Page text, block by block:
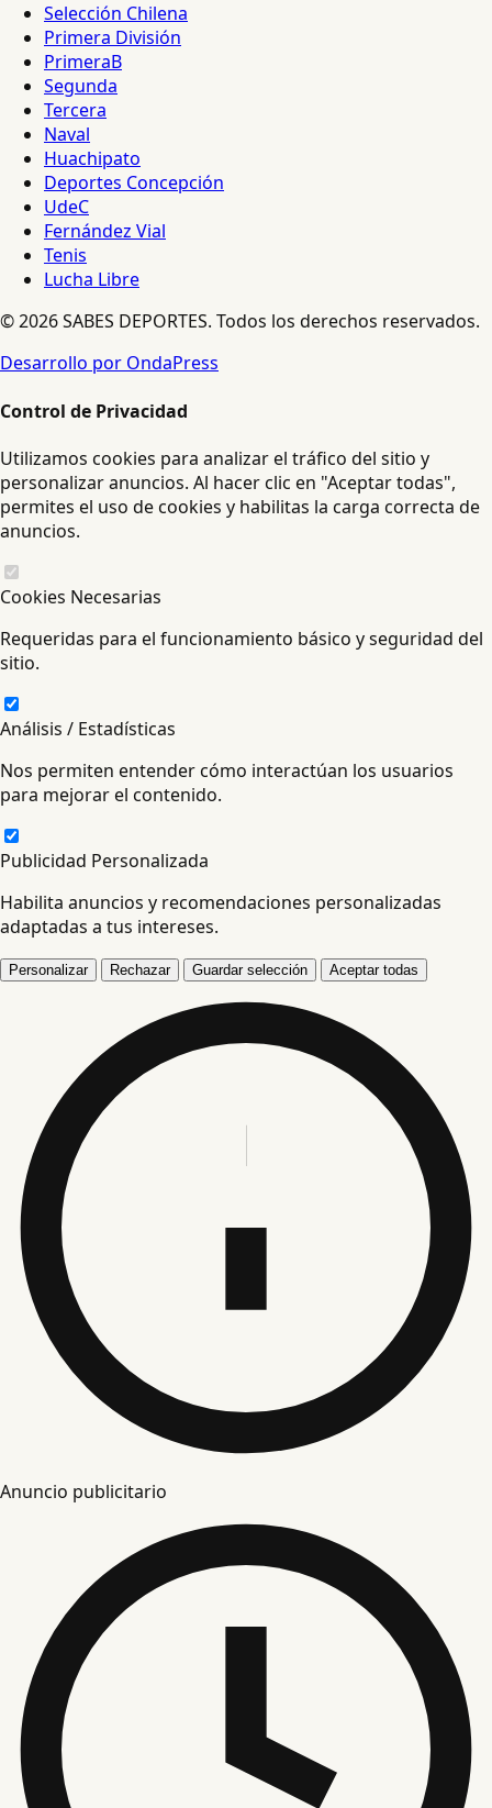
Selección Chilena
Primera División
PrimeraB
Segunda
Tercera
Naval
Huachipato
Deportes Concepción
UdeC
Fernández Vial
Tenis
Lucha Libre
© 2026 SABES DEPORTES. Todos los derechos reservados.
Desarrollo por OndaPress
Control de Privacidad
Utilizamos cookies para analizar el tráfico del sitio y
personalizar anuncios. Al hacer clic en "Aceptar todas",
permites el uso de cookies y habilitas la carga correcta de
anuncios.
Cookies Necesarias
Requeridas para el funcionamiento básico y seguridad del
sitio.
Análisis / Estadísticas
Nos permiten entender cómo interactúan los usuarios
para mejorar el contenido.
Publicidad Personalizada
Habilita anuncios y recomendaciones personalizadas
adaptadas a tus intereses.
Personalizar Rechazar Guardar selección Aceptar todas
Anuncio publicitario